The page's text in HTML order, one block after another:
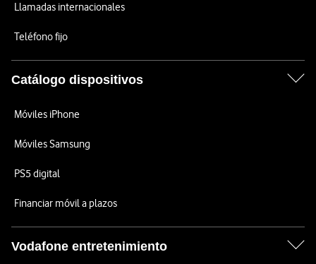
Llamadas internacionales
Teléfono fijo
Catálogo dispositivos
Móviles iPhone
Móviles Samsung
PS5 digital
Financiar móvil a plazos
Vodafone entretenimiento